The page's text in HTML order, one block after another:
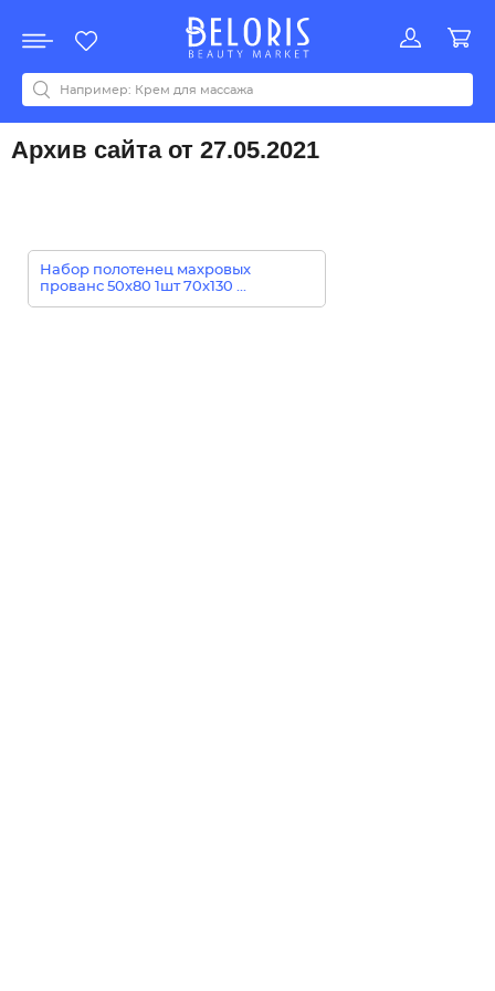
Акции
Все бренды
0-9ABCDEFGHIJKLMNOPQRSTUVWYZАБВДЗИМОКЛНПРСТУФ
Архив сайта от 27.05.2021
Набор полотенец махровых
прованс 50х80 1шт 70х130 ...